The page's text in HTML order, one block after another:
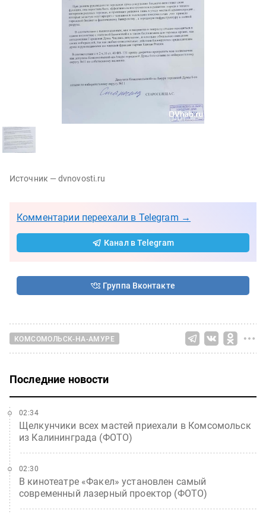
Источник — dvnovosti.ru
Комментарии переехали в Telegram →
Канал в Telegram
Группа Вконтакте
КОМСОМОЛЬСК-НА-АМУРЕ
Последние новости
Щелкунчики всех мастей приехали в Комсомольск
из Калининграда (ФОТО)
02:34
В кинотеатре «Факел» установлен самый
современный лазерный проектор (ФОТО)
02:30